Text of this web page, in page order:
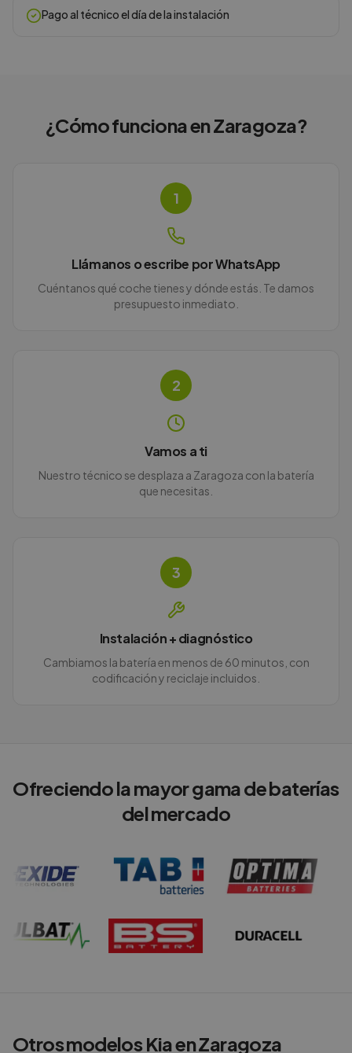
Pago al técnico el día de la instalación
¿Cómo funciona enZaragoza?
1
Llámanos o escribe por WhatsApp
Cuéntanos qué coche tienes y dónde estás. Te damos
presupuesto inmediato.
2
Vamos a ti
Nuestro técnico se desplaza a Zaragoza con la batería
que necesitas.
3
Instalación + diagnóstico
Cambiamos la batería en menos de 60 minutos, con
codificación y reciclaje incluidos.
Ofreciendo la mayor gama de baterías
del mercado
Otros modelosKiaenZaragoza